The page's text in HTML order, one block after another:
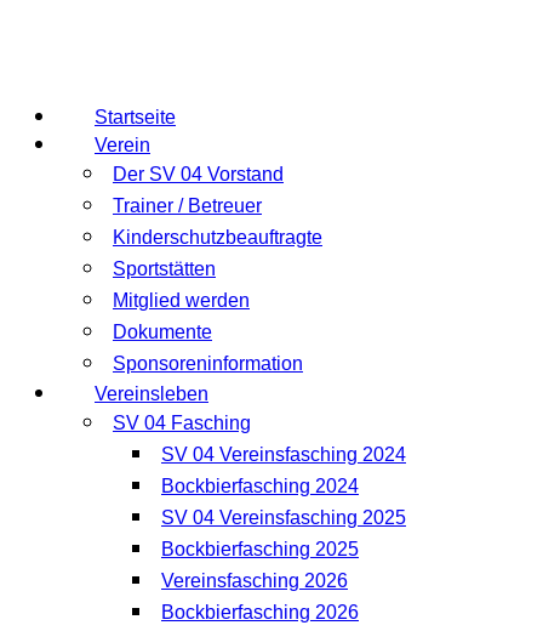
Startseite
Verein
Der SV 04 Vorstand
Trainer / Betreuer
Kinderschutzbeauftragte
Sportstätten
Mitglied werden
Dokumente
Sponsoreninformation
Vereinsleben
SV 04 Fasching
SV 04 Vereinsfasching 2024
Bockbierfasching 2024
SV 04 Vereinsfasching 2025
Bockbierfasching 2025
Vereinsfasching 2026
Bockbierfasching 2026